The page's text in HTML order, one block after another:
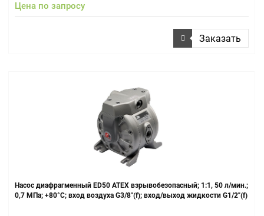
Цена по запросу
Заказать
Насос диафрагменный ЕD50 ATEX взрывобезопасный; 1:1, 50 л/мин.;
0,7 МПа; +80°С; вход воздуха G3/8"(f); вход/выход жидкости G1/2"(f)